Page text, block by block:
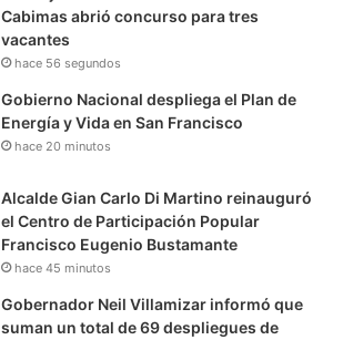
Cabimas abrió concurso para tres
vacantes
hace 56 segundos
Gobierno Nacional despliega el Plan de
Energía y Vida en San Francisco
hace 20 minutos
Alcalde Gian Carlo Di Martino reinauguró
el Centro de Participación Popular
Francisco Eugenio Bustamante
hace 45 minutos
Gobernador Neil Villamizar informó que
suman un total de 69 despliegues de